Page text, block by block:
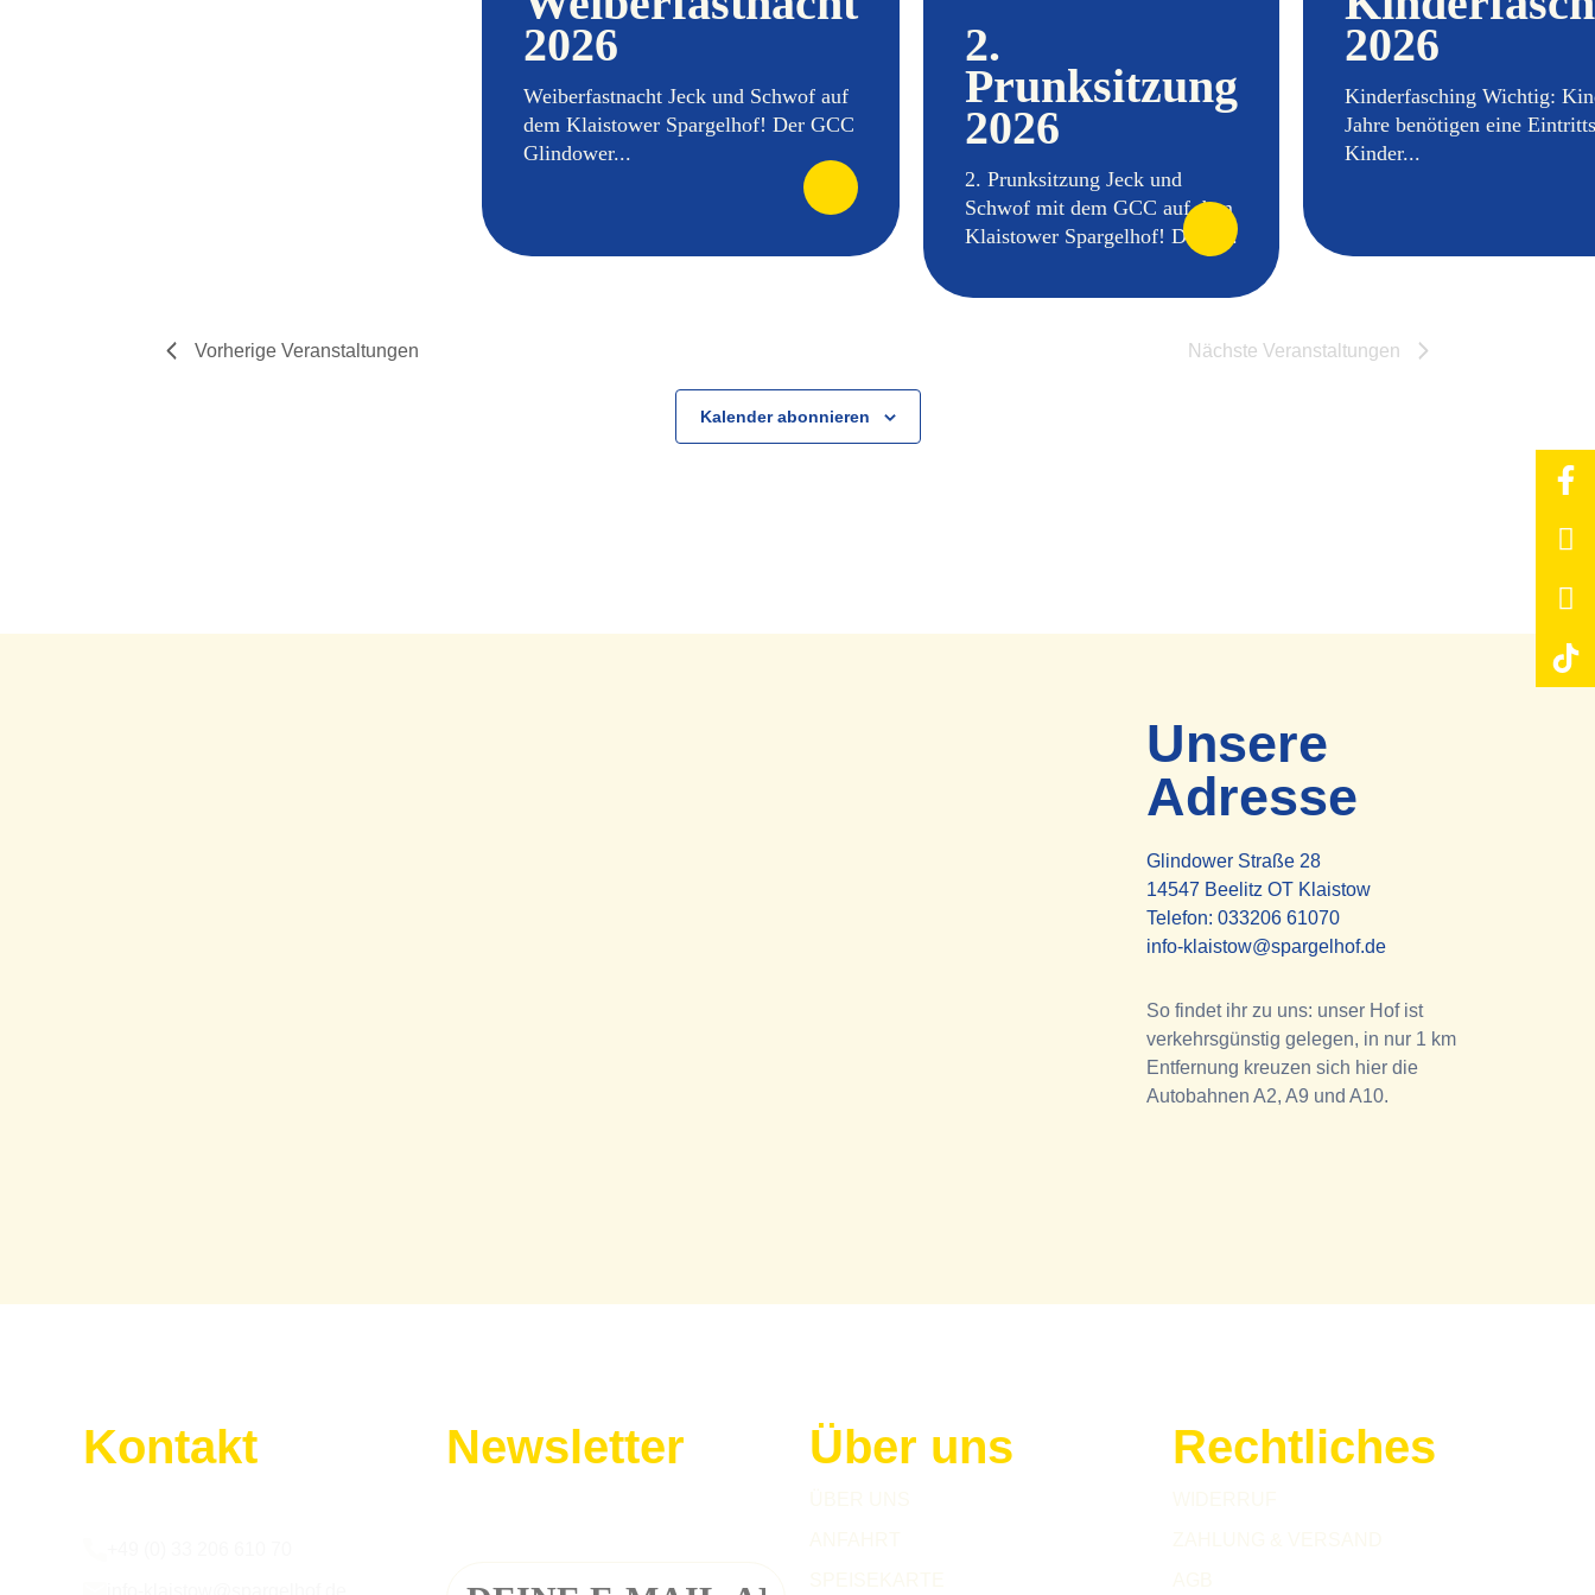
2026
Weiberfastnacht Jeck und Schwof auf
dem Klaistower Spargelhof! Der GCC
Glindower...
2.
Prunksitzung
2026
2. Prunksitzung Jeck und
Schwof mit dem GCC auf dem
Klaistower Spargelhof! Diese...
2026
Kinderfasching Wichtig:
Jahre benötigen eine
Kinder...
Vorherige Veranstaltungen Nächste Veranstaltungen
Kalender abonnieren
Unsere
Adresse
Glindower Straße 28
14547 Beelitz OT Klaistow
Telefon: 033206 61070
info-klaistow@spargelhof.de
So findet ihr zu uns: unser Hof ist
verkehrsgünstig gelegen, in nur 1 km
Entfernung kreuzen sich hier die
Autobahnen A2, A9 und A10.
Kontakt Newsletter Über uns Rechtliches